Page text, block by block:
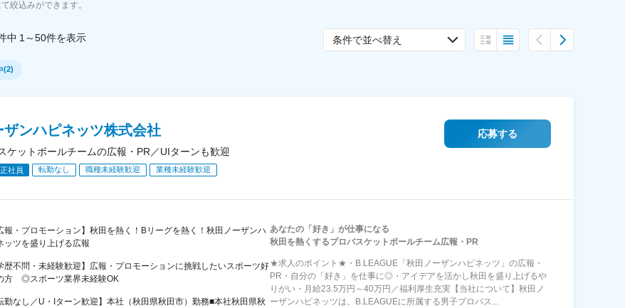
絞込みができます。
中 1～50件を表示 条件で並べ替え
(2)
ザンハピネッツ株式会社
ケットボールチームの広報・PR／UIターンも歓迎
正社員 転勤なし 職種未経験歓迎 業種未経験歓迎
応募する
報・プロモーション】秋田を熱く！Bリーグを熱く！秋田ノーザンハ
ッツを盛り上げる広報
歴不問・未経験歓迎】広報・プロモーションに挑戦したいスポーツ好
方 ◎スポーツ業界未経験OK
勤なし／U・Iターン歓迎】本社（秋田県秋田市）勤務■本社秋田県秋
あなたの「好き」が仕事になる
秋田を熱くするプロバスケットボールチーム広報・PR
★求人のポイント★・B.LEAGUE「秋田ノーザンハピネッツ」の広報・
PR・自分の「好き」を仕事に◎・アイデアを活かし秋田を盛り上げるや
りがい・月給23.5万円～40万円／福利厚生充実【当社について】秋田ノ
ーザンハピネッツは、B.LEAGUEに所属する男子プロバス...